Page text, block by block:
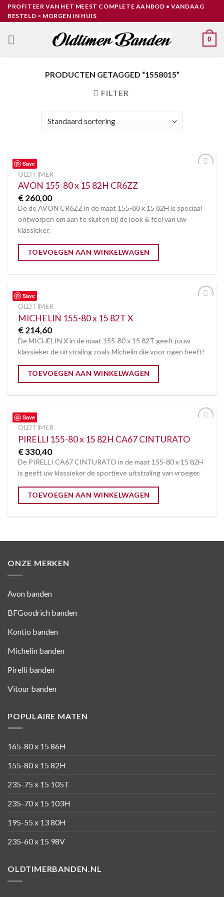
SkipPROFITEER VAN HET MEEST COMPLETE AANBOD • VANDAAG
BESTELD = MORGEN IN HUIS
0
PRODUCTEN GETAGGED “1558015”
FILTER
Save
OLDTIMER
AVON 155-80 x 15 82H CR6ZZ
€260,00
De de AVON CR6ZZ in de maat 155-80 x 15 82H is speciaal
ontworpen om aan te sluiten bij de look & feel van uw
klassieker.
TOEVOEGEN AAN WINKELWAGEN
Save
OLDTIMER
MICHELIN 155-80 x 15 82T X
€214,60
De MICHELIN X in de maat 155-80 x 15 82T geeft jouw
klassieker de uitstraling zoals Michelin die voor ogen heeft!
TOEVOEGEN AAN WINKELWAGEN
Save
verlanglijst
OLDTIMER
PIRELLI 155-80 x 15 82H CA67 CINTURATO
€330,40
De PIRELLI CA67 CINTURATO in de maat 155-80 x 15 82H
is geeft uw klassieker de sportieve uitstraling van vroeger.
TOEVOEGEN AAN WINKELWAGEN
ONZE MERKEN
Avon banden
BFGoodrich banden
Kontio banden
Michelin banden
Pirelli banden
Vitour banden
POPULAIRE MATEN
165-80 x 15 86H
155-80 x 15 82H
235-75 x 15 105T
235-70 x 15 103H
195-55 x 13 80H
235-60 x 15 98V
OLDTIMERBANDEN.NL